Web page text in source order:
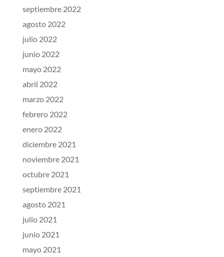
septiembre 2022
agosto 2022
julio 2022
junio 2022
mayo 2022
abril 2022
marzo 2022
febrero 2022
enero 2022
diciembre 2021
noviembre 2021
octubre 2021
septiembre 2021
agosto 2021
julio 2021
junio 2021
mayo 2021